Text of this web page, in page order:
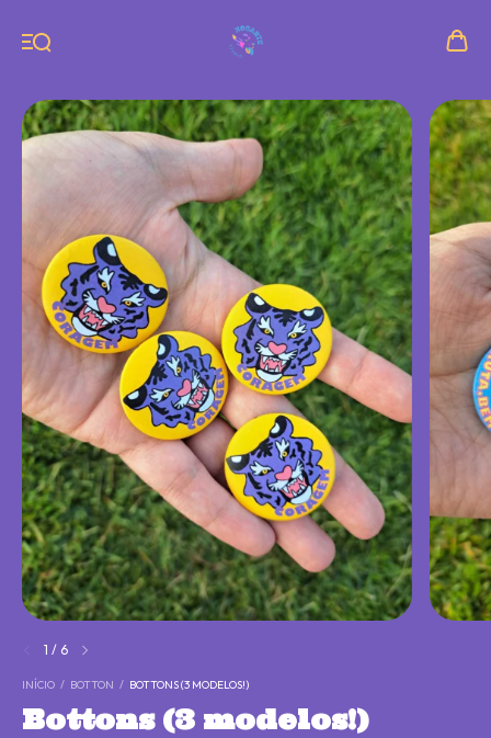
1 / 6
INÍCIO / BOTTON / BOTTONS (3 MODELOS!)
Bottons (3 modelos!)